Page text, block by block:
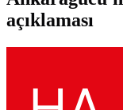
açıklaması